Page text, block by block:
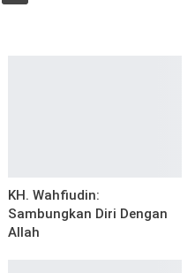
KH. Wahfiudin:
Sambungkan Diri Dengan
Allah